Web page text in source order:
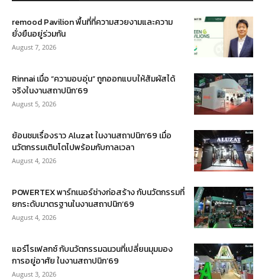
remood Pavilion พื้นที่ที่ความสวยงามและความ
ยั่งยืนอยู่ร่วมกัน
August 7, 2026
Rinnai เมื่อ “ความอบอุ่น” ถูกออกแบบให้สัมผัสได้
จริงในงานสถาปนิก’69
August 5, 2026
ย้อนชมเรื่องราว Aluzat ในงานสถาปนิก’69 เมื่อ
นวัตกรรมเติบโตไปพร้อมกับกาลเวลา
August 4, 2026
POWERTEX พาร์ทเนอร์ช่างก่อสร้าง กับนวัตกรรมที่
ยกระดับมาตรฐานในงานสถาปนิก’69
August 4, 2026
แอร์โรเฟลกซ์ กับนวัตกรรมฉนวนที่เปลี่ยนมุมมอง
การอยู่อาศัย ในงานสถาปนิก’69
August 3, 2026